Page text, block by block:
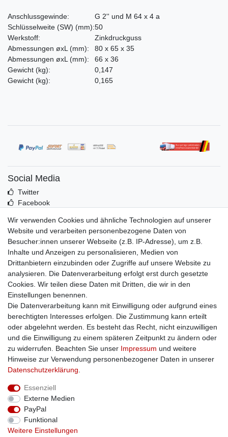
Anschlussgewinde:
G 2'' und M 64 x 4 a
Schlüsselweite (SW) (mm):50
Werkstoff:
Zinkdruckguss
Abmessungen øxL(mm):
80 x 65 x 35
Abmessungen øxL(mm):
66 x 36
Gewicht (kg):
0,147
Gewicht (kg): 0,165
Social Media
Twitter
Facebook
Mehr über uns
Kontakt
Impressum
Zusatzinfos
AGB
Altölentsorgung
Batterieentsorgung
Datenschutz
Lieferbedingungen
Widerrufsbelehrung
Widerrufsformular
Zahlungsarten
Bankdaten
SSL: Sicher einkaufen!
Wir verwenden Cookies und ähnliche Technologien auf unserer
Website und verarbeiten personenbezogene Daten von
Besucher:innen unserer Webseite (z.B. IP-Adresse), um z.B.
Inhalte und Anzeigen zu personalisieren, Medien von
Drittanbietern einzubinden oder Zugriffe auf unsere Website zu
analysieren. Die Datenverarbeitung erfolgt erst durch gesetzte
Cookies. Wir teilen diese Daten mit Dritten, die wir in den
Einstellungen benennen.
Die Datenverarbeitung kann mit Einwilligung oder aufgrund eines
berechtigten Interesses erfolgen. Die Zustimmung kann erteilt
oder abgelehnt werden. Es besteht das Recht, nicht einzuwilligen
und die Einwilligung zu einem späteren Zeitpunkt zu ändern oder
zu widerrufen. Beachten Sie unser Impressum und weitere
Hinweise zur Verwendung personenbezogener Daten in unserer
Daten­schutz­erklärung
Essenziell
Externe Medien
PayPal
Funktional
Weitere Einstellungen